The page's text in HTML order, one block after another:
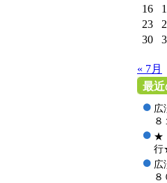
16
23
30
« 7月
最
広
８
★
広
８